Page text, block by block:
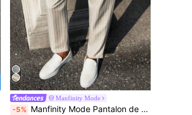
Manfinity Mode
-5% Manfinity Mode Pantalon de costume décontracté ample à jambe fuselée pour hommes avec poches, pantalon rayé pour hommes, formel, cérémonie